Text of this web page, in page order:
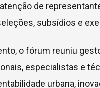
de
subsídios e
o fórum reuniu
especialistas e
urbana,